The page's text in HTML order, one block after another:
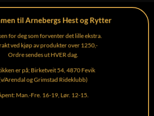
til Arnebergs Hest og Rytter
for deg som forventer det lille ekstra.
ved kjøp av produkter over 1250,-
Ordre sendes ut HVER dag.
er på; Birketveit 54, 4870 Fevik
Arendal og Grimstad Rideklubb)
Man.-Fre. 16-19, Lør. 12-15.